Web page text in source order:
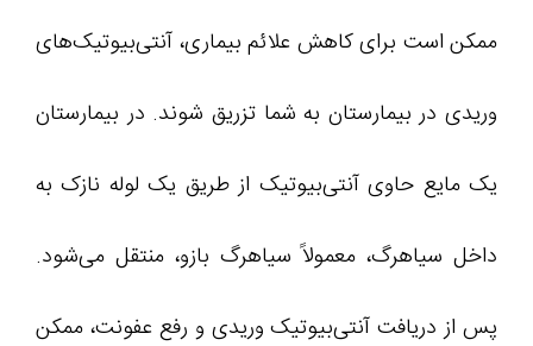
ممکن است برای کاهش علائم بیماری، آنتی‌بیوتیک‌های
وریدی در بیمارستان به شما تزریق شوند. در بیمارستان
یک مایع حاوی آنتی‌بیوتیک از طریق یک لوله نازک به
داخل سیاهرگ، معمولاً سیاهرگ بازو، منتقل می‌شود.
پس از دریافت آنتی‌بیوتیک وریدی و رفع عفونت، ممکن